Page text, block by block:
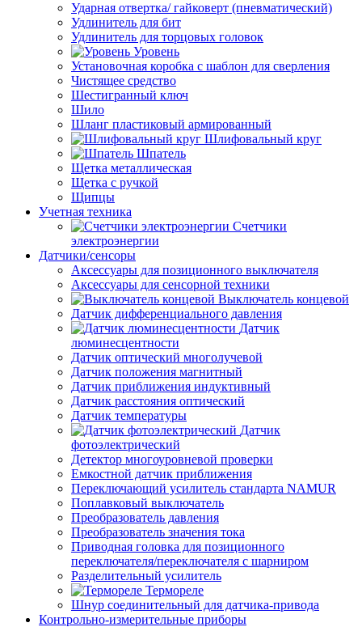
Ударная отвертка/ гайковерт (пневматический)
Удлинитель для бит
Удлинитель для торцовых головок
Уровень
Установочная коробка с шаблон для сверления
Чистящее средство
Шестигранный ключ
Шило
Шланг пластиковый армированный
Шлифовальный круг
Шпатель
Щетка металлическая
Щетка с ручкой
Щипцы
Учетная техника
Счетчики
электроэнергии
Датчики/сенсоры
Аксессуары для позиционного выключателя
Аксессуары для сенсорной техники
Выключатель концевой
Датчик дифференциального давления
Датчик
люминесцентности
Датчик оптический многолучевой
Датчик положения магнитный
Датчик приближения индуктивный
Датчик расстояния оптический
Датчик температуры
Датчик
фотоэлектрический
Детектор многоуровневой проверки
Емкостной датчик приближения
Переключающий усилитель стандарта NAMUR
Поплавковый выключатель
Преобразователь давления
Преобразователь значения тока
Приводная головка для позиционного
переключателя/переключателя с шарниром
Разделительный усилитель
Термореле
Шнур соединительный для датчика-привода
Контрольно-измерительные приборы